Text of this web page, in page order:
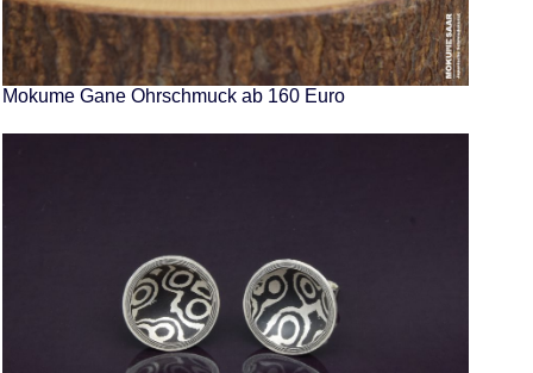
Mokume Gane Ohrschmuck ab 160 Euro